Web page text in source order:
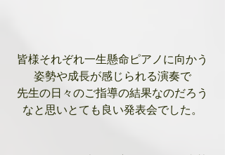
皆様それぞれ一生懸命ピアノに向かう
姿勢や成長が感じられる演奏で
先生の日々のご指導の結果なのだろう
なと思いとても良い発表会でした。